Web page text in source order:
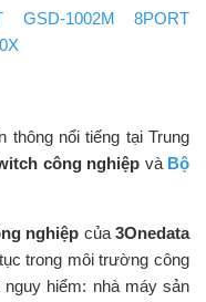
GSD-1002M 8PORT
thông nổi tiếng tại Trung
công nghiệp và Bộ
nghiệp của3Onedata
trong môi trường công
hiểm: nhà máy sản